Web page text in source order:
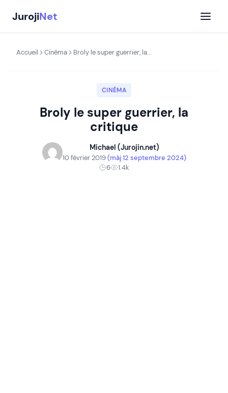
contenu
JurojiNet
Accueil Cinéma Broly le super guerrier, la...
CINÉMA
Broly le super guerrier, la
critique
Michael (Jurojin.net)
10 février 2019(màj 12 septembre 2024)
6
1.4k